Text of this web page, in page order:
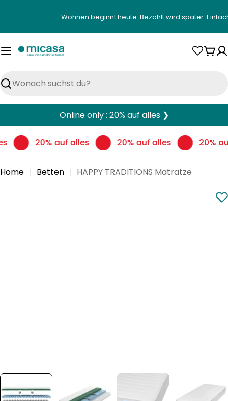
springen
Gratis Heimlieferung an deinen Wunschort ab
Suchen
Online only : 20% auf alles ❯
20% auf alles 20% auf alles 20%
Home Betten HAPPY TRADITIONS Matratze